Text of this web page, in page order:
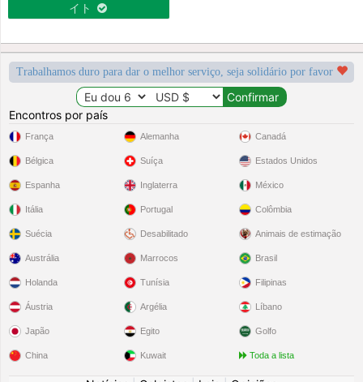
イト
Trabalhamos duro para dar o melhor serviço, seja solidário por favor
Encontros por país
França
Bélgica
Espanha
Itália
Suécia
Alemanha
Suíça
Inglaterra
Portugal
Desabilitado
Canadá
Estados Unidos
México
Colômbia
Animais de estimação
Austrália
Holanda
Áustria
Japão
China
Marrocos
Tunísia
Argélia
Egito
Kuwait
Brasil
Filipinas
Líbano
Golfo
Toda a lista